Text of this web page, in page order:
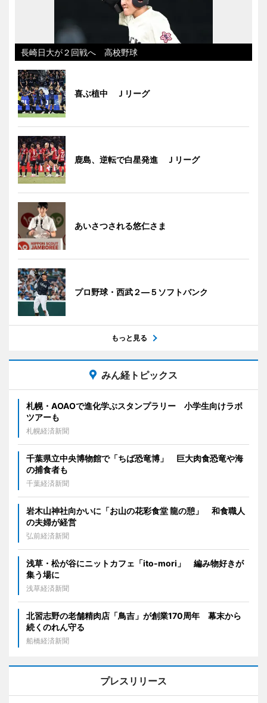
長崎日大が２回戦へ 高校野球
喜ぶ植中 Ｊリーグ
鹿島、逆転で白星発進 Ｊリーグ
あいさつされる悠仁さま
プロ野球・西武２―５ソフトバンク
もっと見る
みん経トピックス
札幌・AOAOで進化学ぶスタンプラリー 小学生向けラボ
ツアーも
札幌経済新聞
千葉県立中央博物館で「ちば恐竜博」 巨大肉食恐竜や海
の捕食者も
千葉経済新聞
岩木山神社向かいに「お山の花彩食堂 龍の憩」 和食職人
の夫婦が経営
弘前経済新聞
浅草・松が谷にニットカフェ「ito-mori」 編み物好きが
集う場に
浅草経済新聞
北習志野の老舗精肉店「鳥吉」が創業170周年 幕末から
続くのれん守る
船橋経済新聞
プレスリリース